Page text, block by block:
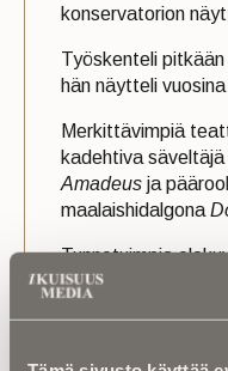
konservatorion
Työskenteli
hän näytteli
Merkittävimpiä
kadehtiva
Amadeus ja
maalaishidalgona
Tunnetuimpia
Schenkenberg
(1969) ja paroni
Rare Exportissa